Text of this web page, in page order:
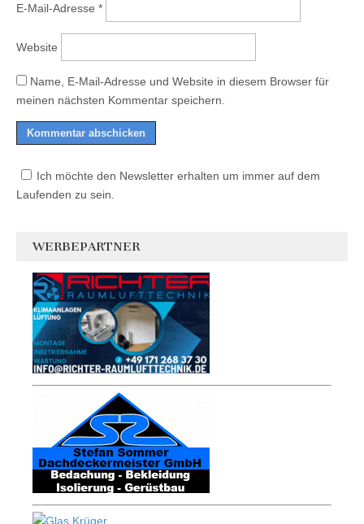
E-Mail-Adresse *
Website
Name, E-Mail-Adresse und Website in diesem Browser für
meinen nächsten Kommentar speichern.
Ich möchte den Newsletter erhalten um immer auf dem
Laufenden zu sein.
WERBEPARTNER